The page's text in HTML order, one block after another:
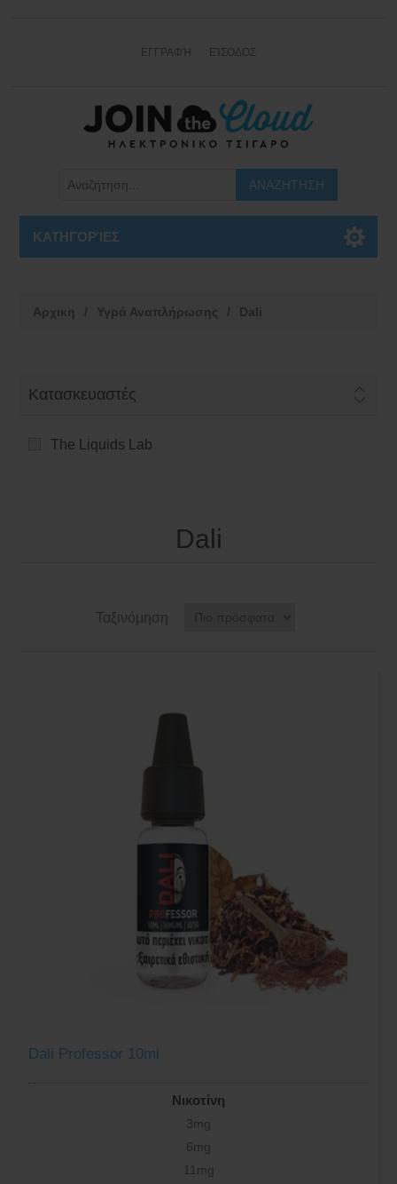
ΕΓΓΡΑΦΉ ΕΊΣΟΔΟΣ
ΚΑΤΗΓΟΡΊΕΣ
Αρχικη / Υγρά Αναπλήρωσης / Dali
Κατασκευαστές
The Liquids Lab
Dali
Ταξινόμηση
Dali Professor 10ml
Νικοτίνη
3mg
6mg
11mg